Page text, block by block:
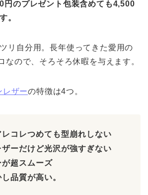
円のプレゼント包装含めても4,500
。
リ自分用。長年使ってきた愛用の
なので、そろそろ休暇を与えます。
レザーの特徴は4つ。
コレつめても型崩れしない
ザーだけど光沢が強すぎない
が超スムーズ
品質が高い。